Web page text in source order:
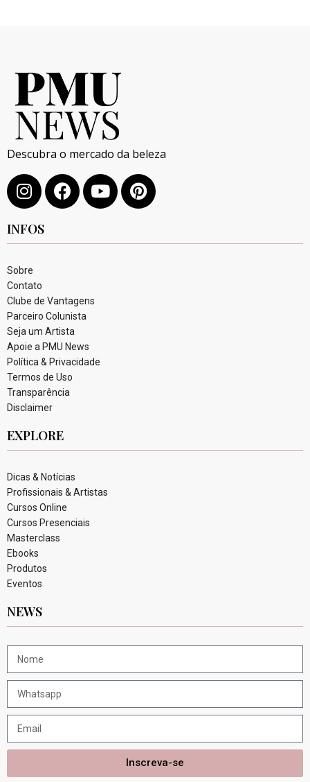
Descubra o mercado da beleza
INFOS
Sobre
Contato
Clube de Vantagens
Parceiro Colunista
Seja um Artista
Apoie a PMU News
Política & Privacidade
Termos de Uso
Transparência
Disclaimer
EXPLORE
Dicas & Notícias
Profissionais & Artistas
Cursos Online
Cursos Presenciais
Masterclass
Ebooks
Produtos
Eventos
NEWS
Inscreva-se